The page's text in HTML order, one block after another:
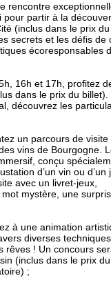
rencontre
pour partir à la
(inclus dans le prix
secrets et les défis de
écoresponsables
16h et 17h, profitez
dans le prix du billet).
découvrez les
un parcours de visite
vins de Bourgogne.
conçu
d’un vin ou d’un
avec un livret-jeux,
mystère, une
à une animation
diverses techniques
rêves ! Un concours
(inclus dans le prix
;